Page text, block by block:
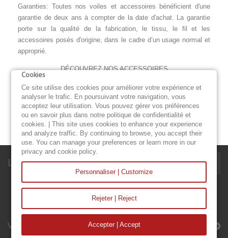
Garanties: Toutes nos voiles et accessoires bénéficient d'une
garantie de deux ans à compter de la date d'achat. La garantie
porte sur la qualité de la fabrication, le tissu, le fil et les
accessoires posés d'origine, dans le cadre d’un usage normal et
approprié.
DÉCOUVREZ NOS ACCESSOIRES
TOILE DE RECHANGE BIMINI LAZY BAG
TAUD DE GRAND VOILE TAUD DE COCKPIT
Lettre d'informations
Voiles & Accessoires
Cookies
Ce site utilise des cookies pour améliorer votre expérience et
analyser le trafic. En poursuivant votre navigation, vous
acceptez leur utilisation. Vous pouvez gérer vos préférences
ou en savoir plus dans notre politique de confidentialité et
cookies. | This site uses cookies to enhance your experience
and analyze traffic. By continuing to browse, you accept their
use. You can manage your preferences or learn more in our
privacy and cookie policy.
Personnaliser | Customize
Rejeter | Reject
Accepter | Accept